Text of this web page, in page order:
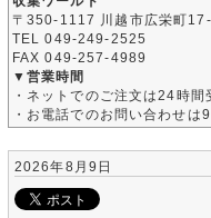
〒350-1117 川越市広栄町
TEL 049-249-2525
FAX 049-257-4989
▼営業時間
・ネットでのご注文は24時間
・お電話でのお問い合わせ
2026年8月9日